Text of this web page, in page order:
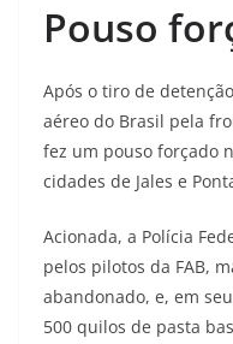
Pouso
Após o tiro de
aéreo do Brasil pela
fez um pouso forçado
cidades de Jales e
Acionada, a Polícia
pelos pilotos da FAB,
abandonado, e, em
500 quilos de pasta